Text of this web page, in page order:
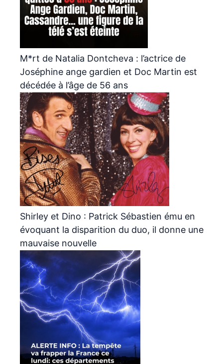
M*rt de Natalia Dontcheva : l’actrice de
Joséphine ange gardien et Doc Martin est
décédée à l’âge de 56 ans
Shirley et Dino : Patrick Sébastien ému en
évoquant la disparition du duo, il donne une
mauvaise nouvelle